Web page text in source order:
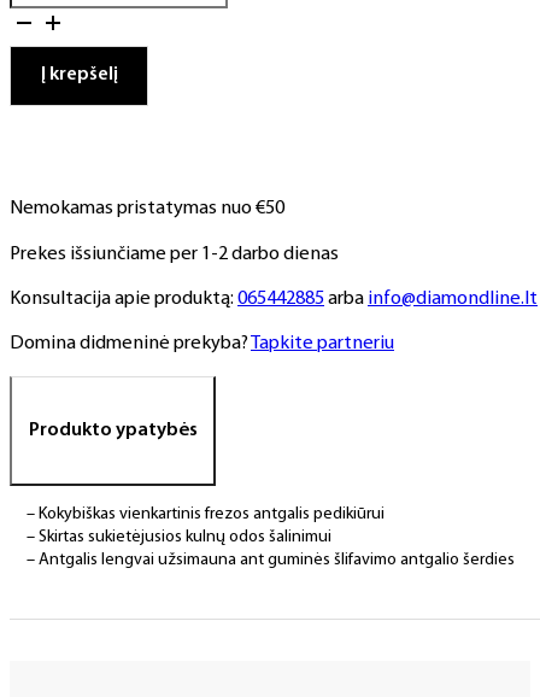
kiekis:
antgalis
pedikiūrui,
13x19
juoda
Į krepšelį
Nemokamas pristatymas nuo €50
Prekes išsiunčiame per 1-2 darbo dienas
Konsultacija apie produktą: 065442885arba info@diamondline.lt
Domina didmeninė prekyba? Tapkite partneriu
Produkto ypatybės
– Kokybiškas vienkartinis frezos antgalis pedikiūrui
– Skirtas sukietėjusios kulnų odos šalinimui
– Antgalis lengvai užsimauna ant guminės šlifavimo antgalio šerdies